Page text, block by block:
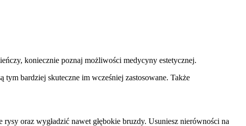
koniecznie poznaj możliwości medycyny estetycznej.
bardziej skuteczne im wcześniej zastosowane. Także
oraz wygładzić nawet głębokie bruzdy. Usuniesz nierówności na